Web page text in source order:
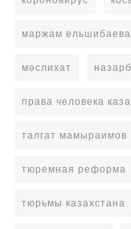
маржам ельшибаева
мәслихат
права человека
талгат мамыраимов
тюремная реформа
тюрьмы казахстана